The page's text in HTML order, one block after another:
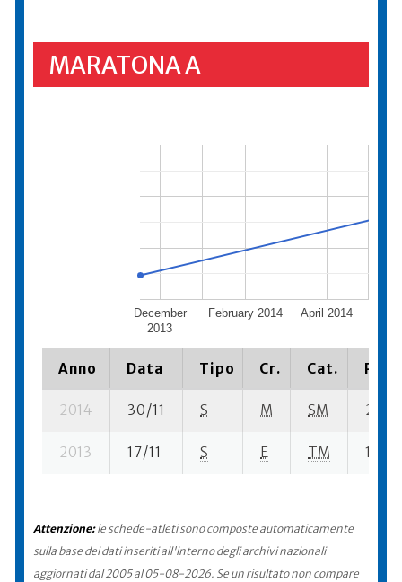
MARATONA A
December
2013
February 2014 April 2014
Anno Data Tipo Cr. Cat.
2014 30/11 S M SM 2675
2013 17/11 S E TM 1873
Attenzione:le schede-atleti sono composte automaticamente
sulla base dei dati inseriti all'interno degli archivi nazionali
aggiornati dal 2005 al 05-08-2026. Se un risultato non compare